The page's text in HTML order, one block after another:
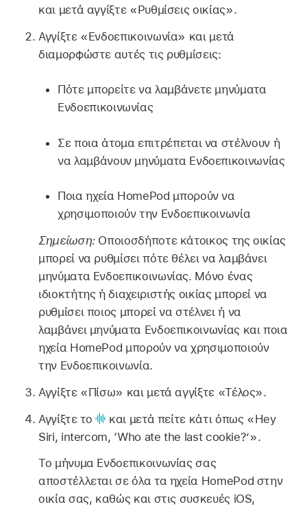
και μετά αγγίξτε «Ρυθμίσεις οικίας».
Αγγίξτε «Ενδοεπικοινωνία» και μετά
διαμορφώστε αυτές τις ρυθμίσεις:
Πότε μπορείτε να λαμβάνετε μηνύματα
Ενδοεπικοινωνίας
Σε ποια άτομα επιτρέπεται να στέλνουν ή
να λαμβάνουν μηνύματα Ενδοεπικοινωνίας
Ποια ηχεία HomePod μπορούν να
χρησιμοποιούν την Ενδοεπικοινωνία
Σημείωση: Οποιοσδήποτε κάτοικος της οικίας
μπορεί να ρυθμίσει πότε θέλει να λαμβάνει
μηνύματα Ενδοεπικοινωνίας. Μόνο ένας
ιδιοκτήτης ή διαχειριστής οικίας μπορεί να
ρυθμίσει ποιος μπορεί να στέλνει ή να
λαμβάνει μηνύματα Ενδοεπικοινωνίας και ποια
ηχεία HomePod μπορούν να χρησιμοποιούν
την Ενδοεπικοινωνία.
Αγγίξτε «Πίσω» και μετά αγγίξτε «Τέλος».
Αγγίξτε το
και μετά πείτε κάτι όπως «Hey
Siri, intercom, ‘Who ate the last cookie?’».
Το μήνυμα Ενδοεπικοινωνίας σας
αποστέλλεται σε όλα τα ηχεία HomePod στην
οικία σας, καθώς και στις συσκευές iOS,